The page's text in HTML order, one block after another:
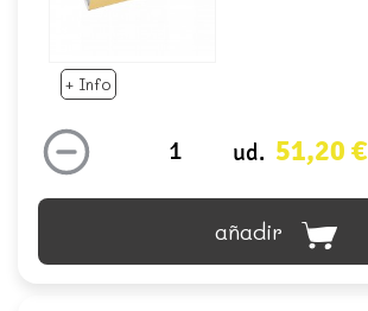
+ Info
ud. 51,20 €
añadir